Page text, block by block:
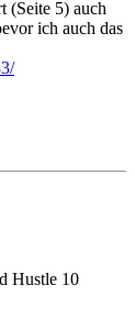
(Seite 5) auch
ich auch das
Hustle 10